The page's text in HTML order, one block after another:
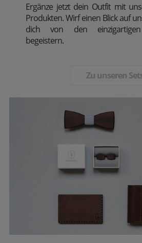
Ergänze jetzt dein Outfit mit
Produkten. Wirf einen Blick auf
dich von den einzigartigen
begeistern.
Zu unseren